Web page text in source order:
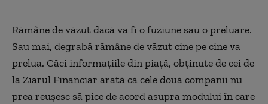
Rămâne de văzut dacă va fi o fuziune sau o preluare.
Sau mai, degrabă rămâne de văzut cine pe cine va
prelua. Căci informaţiile din piaţă, obţinute de cei de
la Ziarul Financiar arată că cele două companii nu
prea reuşesc să pice de acord asupra modului în care